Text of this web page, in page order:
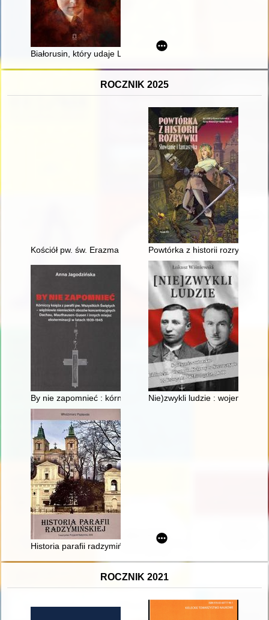
Białorusin, który udaje Litwina" : Czesław Miłosz i Polska
ROCZNIK 2025
Kościół pw. św. Erazma w Barwałdzie Dolnym : promocja
Powtórka z historii rozrywki :
By nie zapomnieć : kórniccy księża z parafii pw. Wszystkich
Nie)zwykli ludzie : wojenne
Historia parafii radzymińskiej
ROCZNIK 2021